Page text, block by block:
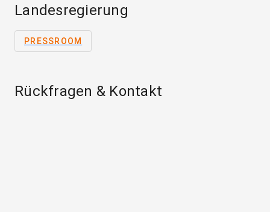
Landesregierung
PRESSROOM
Rückfragen & Kontakt